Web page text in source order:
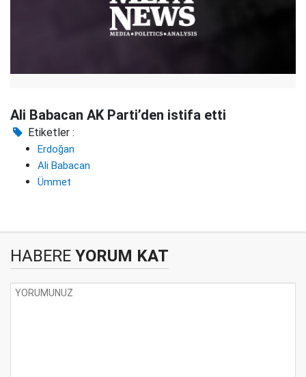
Ali Babacan AK Parti’den istifa etti
Etiketler :
Erdoğan
Ali Babacan
Ümmet
HABERE YORUM KAT